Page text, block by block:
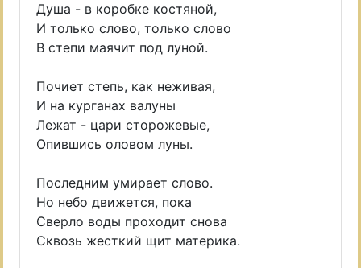
Душа - в коробке костяной,
И только слово, только слово
В степи маячит под луной.
Почиет степь, как неживая,
И на курганах валуны
Лежат - цари сторожевые,
Опившись оловом луны.
Последним умирает слово.
Но небо движется, пока
Сверло воды проходит снова
Сквозь жесткий щит материка.